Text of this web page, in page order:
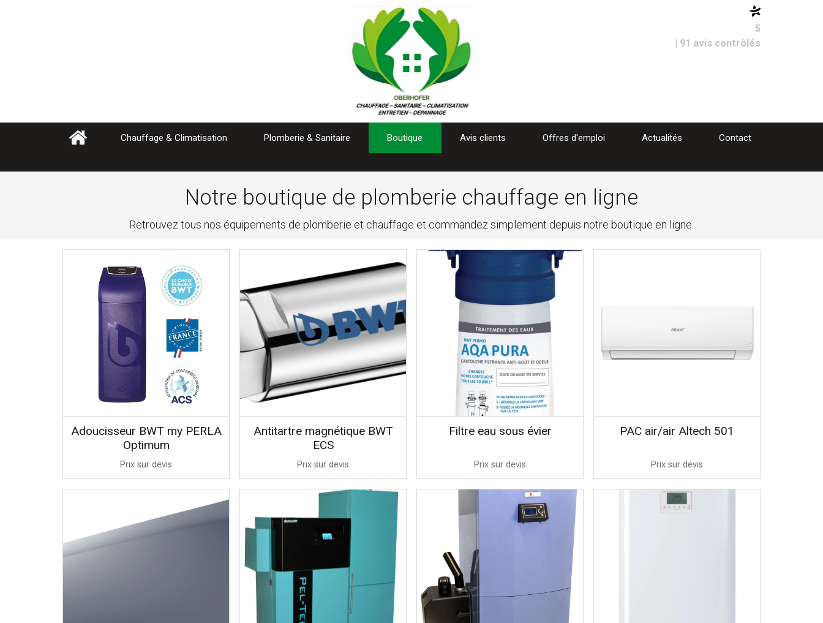
5
| 91 avis contrôlés
Chauffage & Climatisation Plomberie & Sanitaire Boutique Avis clients Offres d'emploi Actualités Contact
Notre boutique de plomberie chauffage en ligne
Retrouvez tous nos équipements de plomberie et chauffage et commandez simplement depuis notre boutique en ligne.
Adoucisseur BWT my PERLA
Optimum
Prix sur devis
Antitartre magnétique BWT
ECS
Prix sur devis
Filtre eau sous évier
Prix sur devis
PAC air/air Altech 501
Prix sur devis